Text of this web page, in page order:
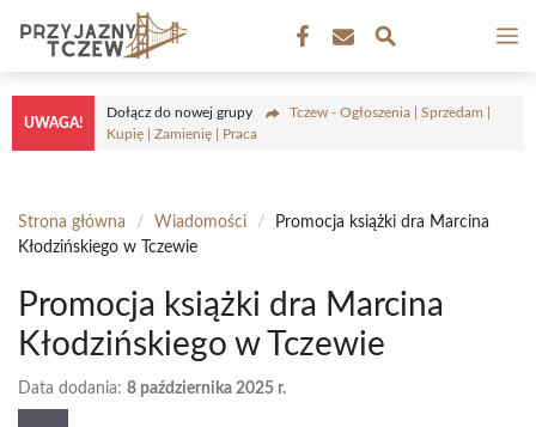
treści
UWAGA!
Dołącz do nowej grupy
Tczew - Ogłoszenia | Sprzedam |
Kupię | Zamienię | Praca
Strona główna / Wiadomości /
Promocja książki dra Marcina
Kłodzińskiego w Tczewie
Promocja książki dra Marcina
Kłodzińskiego w Tczewie
Data dodania: 8 października 2025 r.